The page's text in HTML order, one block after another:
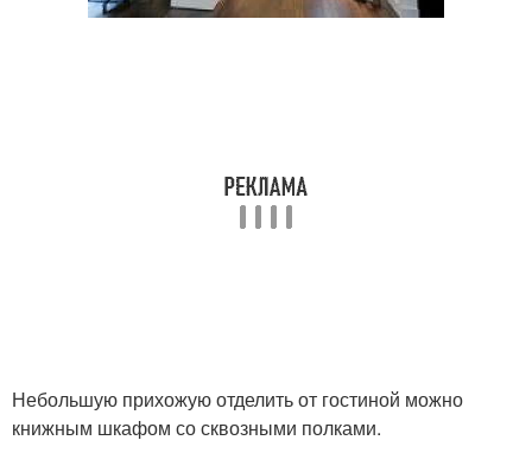
Небольшую прихожую отделить от гостиной можно
книжным шкафом со сквозными полками.